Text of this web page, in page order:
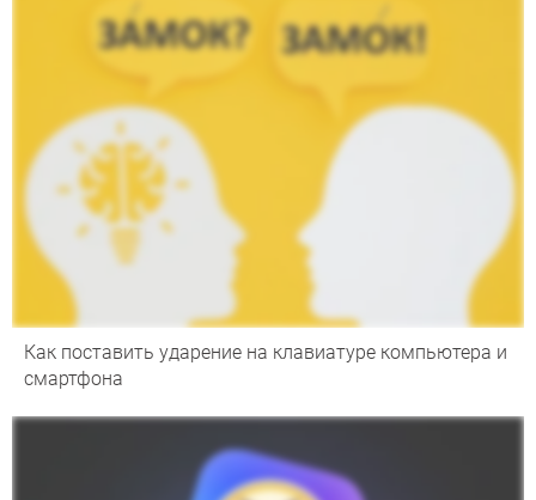
Как поставить ударение на клавиатуре компьютера и
смартфона